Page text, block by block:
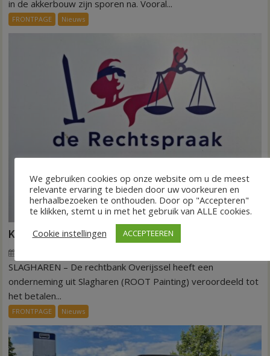
in de akkerbouw zijn sporen na. Vooral...
FRONTPAGE Nieuws
Kantonrechter: 75.000 euro voor ex-werknemers
75.000
werknemers
SLAGHAREN – De rechtbank Overijssel heeft een
onderneming uit Slagharen (ROOT Painting) veroordeeld tot
het betalen...
FRONTPAGE Nieuws
We gebruiken cookies op onze website om u de meest
relevante ervaring te bieden door uw voorkeuren en
herhaalbezoeken te onthouden. Door op "Accepteren"
te klikken, stemt u in met het gebruik van ALLE cookies.
Cookie instellingen
ACCEPTEEREN